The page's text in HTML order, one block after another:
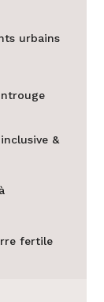
urbains
&
fertile